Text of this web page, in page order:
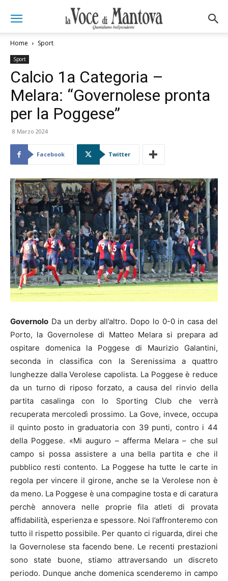
Home Sport
Sport
Calcio 1a Categoria –
Melara: “Governolese pronta
per la Poggese”
8 Marzo 2024
Facebook Twitter
Governolo Da un derby all’altro. Dopo lo 0-0 in casa del
Porto, la Governolese di Matteo Melara si prepara ad
ospitare domenica la Poggese di Maurizio Galantini,
seconda in classifica con la Serenissima a quattro
lunghezze dalla Verolese capolista. La Poggese è reduce
da un turno di riposo forzato, a causa del rinvio della
partita casalinga con lo Sporting Club che verrà
recuperata mercoledì prossimo. La Gove, invece, occupa
il quinto posto in graduatoria con 39 punti, contro i 44
della Poggese. «Mi auguro – afferma Melara – che sul
campo si possa assistere a una bella partita e che il
pubblico resti contento. La Poggese ha tutte le carte in
regola per vincere il girone, anche se la Verolese non è
da meno. La Poggese è una compagine tosta e di caratura
perchè annovera nelle proprie fila atleti di provata
affidabilità, esperienza e spessore. Noi l’affronteremo con
tutto il rispetto possibile. Per quanto ci riguarda, direi che
la Governolese sta facendo bene. Le recenti prestazioni
sono state buone, stiamo attraversando un discreto
periodo. Dunque anche domenica scenderemo in campo